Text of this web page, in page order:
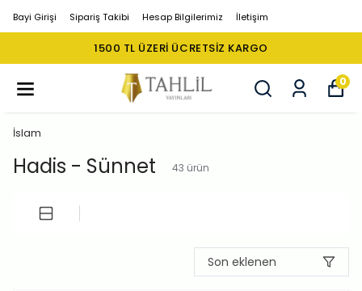
Bayi Girişi Sipariş Takibi Hesap Bilgilerimiz İletişim
1500 TL ÜZERI ÜCRETSIZ KARGO
0
İslam
Hadis - Sünnet 43 ürün
Son eklenen